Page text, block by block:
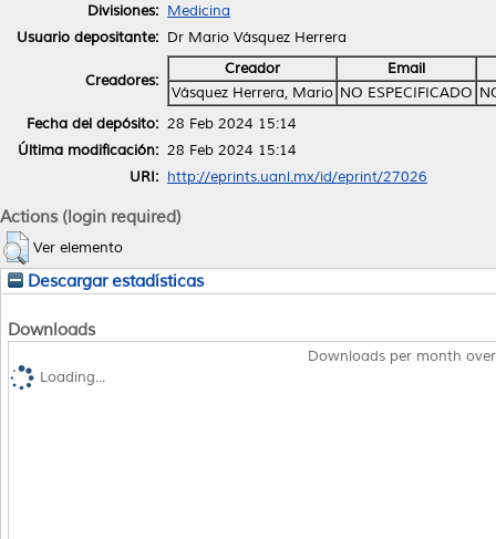
Divisiones: Medicina
Usuario depositante: Dr Mario Vásquez Herrera
Creadores:
Creador
Email
Vásquez Herrera, Mario NO ESPECIFICADO
Fecha del depósito: 28 Feb 2024 15:14
Última modificación: 28 Feb 2024 15:14
URI: http://eprints.uanl.mx/id/eprint/27026
Actions (login required)
Ver elemento
Descargar estadísticas
Downloads
Downloads per month
Loading...